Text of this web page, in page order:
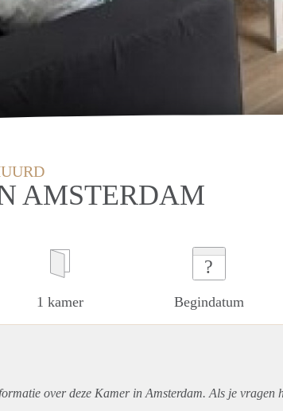
AMSTERDAM
1 kamer
?
Begindatum
over deze Kamer in Amsterdam. Als je vragen